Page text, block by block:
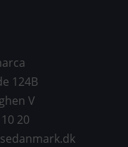
124B
V
20